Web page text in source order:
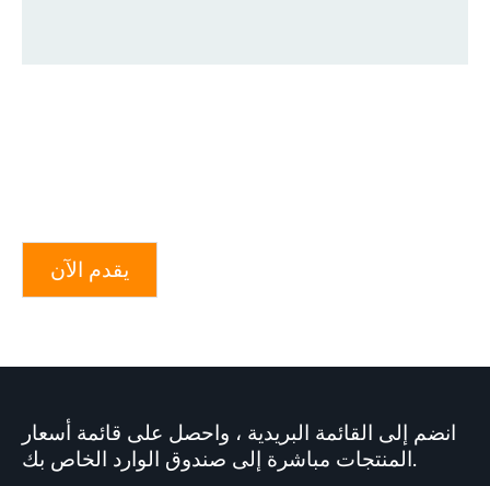
يقدم الآن
انضم إلى القائمة البريدية ، واحصل على قائمة أسعار
المنتجات مباشرة إلى صندوق الوارد الخاص بك.